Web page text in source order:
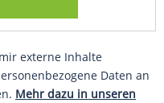
externe Inhalte
Daten an
Mehr dazu in unseren